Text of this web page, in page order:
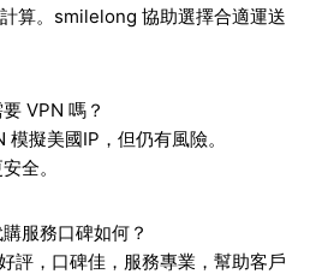
算。smilelong 協助選擇合適運送
VPN 嗎？
擬美國IP，但仍有風險。
全。
服務口碑如何？
評，口碑佳，服務專業，幫助客戶